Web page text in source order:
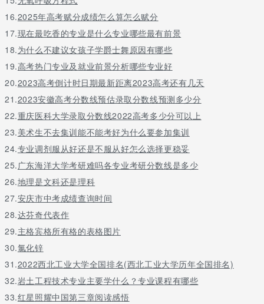
以上就是关于广东电力工业职业技术学校往年报名条件_招生对象的
16.2025年高考赋分成绩怎么算怎么赋分
17.现在最吃香的专业是什么专业哪些最有前景
18.为什么不建议女孩子学爵士舞原因有哪些
19.高考热门专业及就业前景分析哪些专业好
20.2023高考倒计时日期最新距离2023高考还有几天
21.2023安徽高考分数线预估录取分数线预测多少分
22.重庆医科大学录取分数线2022高考多少分可以上
23.美术生不去集训能不能考好为什么要参加集训
24.专业调剂服从好还是不服从好怎么选择更稳妥
25.广东海洋大学考研难吗各专业考研分数线是多少
26.地理是文科还是理科
27.安庆市中考成绩查询时间
28.达芬奇代表作
29.主格宾格所有格的表格图片
30.氯化锌
31.2022西北工业大学全国排名(西北工业大学历年全国排名)
32.岩土工程技术专业主要学什么？专业课程有哪些
33.红星照耀中国第三章阅读感悟